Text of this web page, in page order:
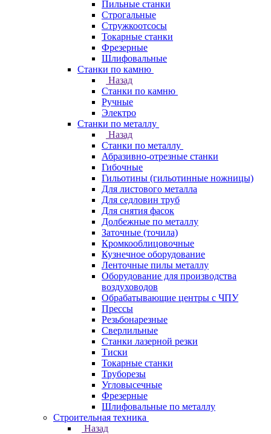
Пильные станки
Строгальные
Стружкоотсосы
Токарные станки
Фрезерные
Шлифовальные
Станки по камню
Назад
Станки по камню
Ручные
Электро
Станки по металлу
Назад
Станки по металлу
Абразивно-отрезные станки
Гибочные
Гильотины (гильотинные ножницы)
Для листового металла
Для седловин труб
Для снятия фасок
Долбежные по металлу
Заточные (точила)
Кромкооблицовочные
Кузнечное оборудование
Ленточные пилы металлу
Оборудование для производства
воздуховодов
Обрабатывающие центры с ЧПУ
Прессы
Резьбонарезные
Сверлильные
Станки лазерной резки
Тиски
Токарные станки
Труборезы
Угловысечные
Фрезерные
Шлифовальные по металлу
Строительная техника
Назад